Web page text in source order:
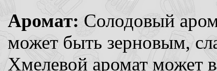
Аромат: Солодовый
может быть зерновым,
Хмелевой аромат может